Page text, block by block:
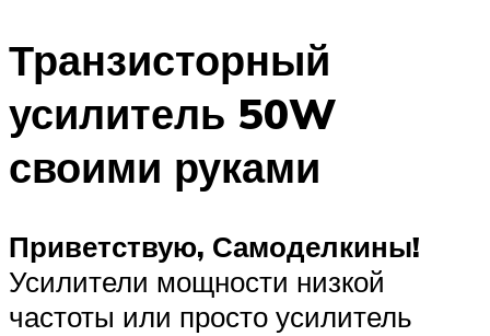
Транзисторный
усилитель 50W
своими руками
Приветствую, Самоделкины!
Усилители мощности низкой
частоты или просто усилитель